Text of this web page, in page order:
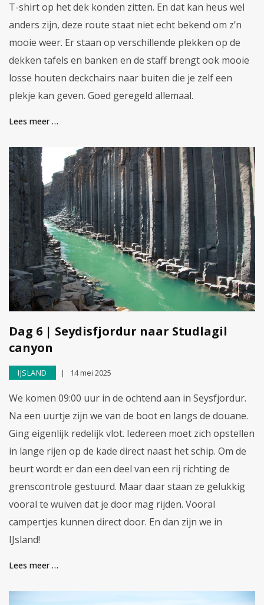
T-shirt op het dek konden zitten. En dat kan heus wel
anders zijn, deze route staat niet echt bekend om z’n
mooie weer. Er staan op verschillende plekken op de
dekken tafels en banken en de staff brengt ook mooie
losse houten deckchairs naar buiten die je zelf een
plekje kan geven. Goed geregeld allemaal.
Lees meer …
Dag 6 | Seydisfjordur naar Studlagil
canyon
IJSLAND 14 mei 2025
We komen 09:00 uur in de ochtend aan in Seysfjordur.
Na een uurtje zijn we van de boot en langs de douane.
Ging eigenlijk redelijk vlot. Iedereen moet zich opstellen
in lange rijen op de kade direct naast het schip. Om de
beurt wordt er dan een deel van een rij richting de
grenscontrole gestuurd. Maar daar staan ze gelukkig
vooral te wuiven dat je door mag rijden. Vooral
campertjes kunnen direct door. En dan zijn we in
IJsland!
Lees meer …